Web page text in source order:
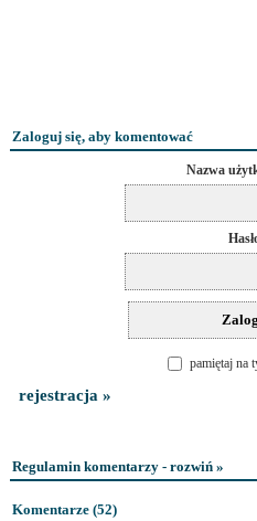
Zaloguj się, aby komentować
Nazwa
pamiętaj na
rejestracja »
Regulamin komentarzy - rozwiń »
Komentarze (52)